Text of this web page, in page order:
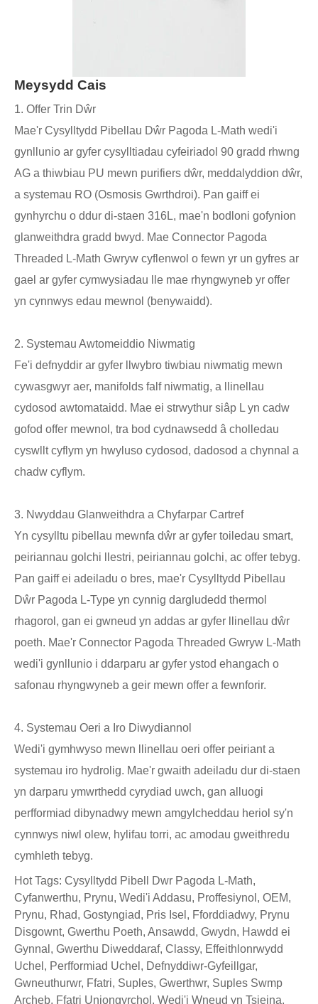
Meysydd Cais
1. Offer Trin Dŵr
Mae'r Cysylltydd Pibellau Dŵr Pagoda L-Math wedi'i
gynllunio ar gyfer cysylltiadau cyfeiriadol 90 gradd rhwng
AG a thiwbiau PU mewn purifiers dŵr, meddalyddion dŵr,
a systemau RO (Osmosis Gwrthdroi). Pan gaiff ei
gynhyrchu o ddur di-staen 316L, mae'n bodloni gofynion
glanweithdra gradd bwyd. Mae Connector Pagoda
Threaded L-Math Gwryw cyflenwol o fewn yr un gyfres ar
gael ar gyfer cymwysiadau lle mae rhyngwyneb yr offer
yn cynnwys edau mewnol (benywaidd).
2. Systemau Awtomeiddio Niwmatig
Fe'i defnyddir ar gyfer llwybro tiwbiau niwmatig mewn
cywasgwyr aer, manifolds falf niwmatig, a llinellau
cydosod awtomataidd. Mae ei strwythur siâp L yn cadw
gofod offer mewnol, tra bod cydnawsedd â cholledau
cyswllt cyflym yn hwyluso cydosod, dadosod a chynnal a
chadw cyflym.
3. Nwyddau Glanweithdra a Chyfarpar Cartref
Yn cysylltu pibellau mewnfa dŵr ar gyfer toiledau smart,
peiriannau golchi llestri, peiriannau golchi, ac offer tebyg.
Pan gaiff ei adeiladu o bres, mae'r Cysylltydd Pibellau
Dŵr Pagoda L-Type yn cynnig dargludedd thermol
rhagorol, gan ei gwneud yn addas ar gyfer llinellau dŵr
poeth. Mae'r Connector Pagoda Threaded Gwryw L-Math
wedi'i gynllunio i ddarparu ar gyfer ystod ehangach o
safonau rhyngwyneb a geir mewn offer a fewnforir.
4. Systemau Oeri a Iro Diwydiannol
Wedi'i gymhwyso mewn llinellau oeri offer peiriant a
systemau iro hydrolig. Mae'r gwaith adeiladu dur di-staen
yn darparu ymwrthedd cyrydiad uwch, gan alluogi
perfformiad dibynadwy mewn amgylcheddau heriol sy'n
cynnwys niwl olew, hylifau torri, ac amodau gweithredu
cymhleth tebyg.
Hot Tags: Cysylltydd Pibell Dwr Pagoda L-Math,
Cyfanwerthu, Prynu, Wedi'i Addasu, Proffesiynol, OEM,
Prynu, Rhad, Gostyngiad, Pris Isel, Fforddiadwy, Prynu
Disgownt, Gwerthu Poeth, Ansawdd, Gwydn, Hawdd ei
Gynnal, Gwerthu Diweddaraf, Classy, Effeithlonrwydd
Uchel, Perfformiad Uchel, Defnyddiwr-Gyfeillgar,
Gwneuthurwr, Ffatri, Suples, Gwerthwr, Suples Swmp
Archeb, Ffatri Uniongyrchol, Wedi'i Wneud yn Tsieina,